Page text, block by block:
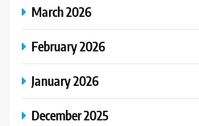
March 2026
February 2026
January 2026
December 2025